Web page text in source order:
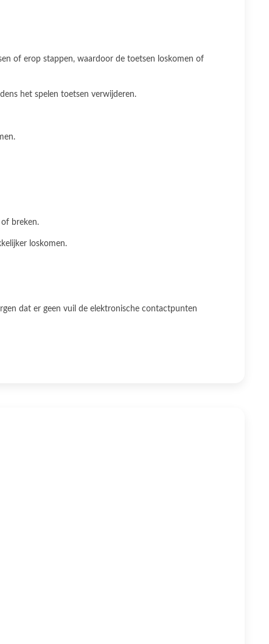
of erop stappen, waardoor de toetsen loskomen of
het spelen toetsen verwijderen.
breken.
loskomen.
dat er geen vuil de elektronische contactpunten